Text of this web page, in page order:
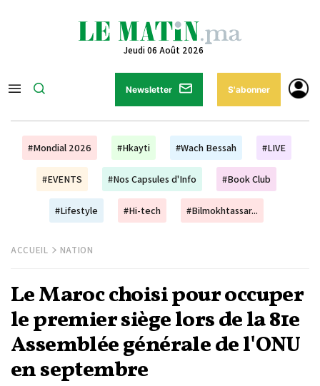
Jeudi 06 Août 2026
Newsletter S'abonner
#Mondial 2026 #Hkayti #Wach Bessah #LIVE
#EVENTS #Nos Capsules d'Info #Book Club
#Lifestyle #Hi-tech #Bilmokhtassar...
ACCUEIL NATION
Le Maroc choisi pour occuper
le premier siège lors de la 81e
Assemblée générale de l'ONU
en septembre